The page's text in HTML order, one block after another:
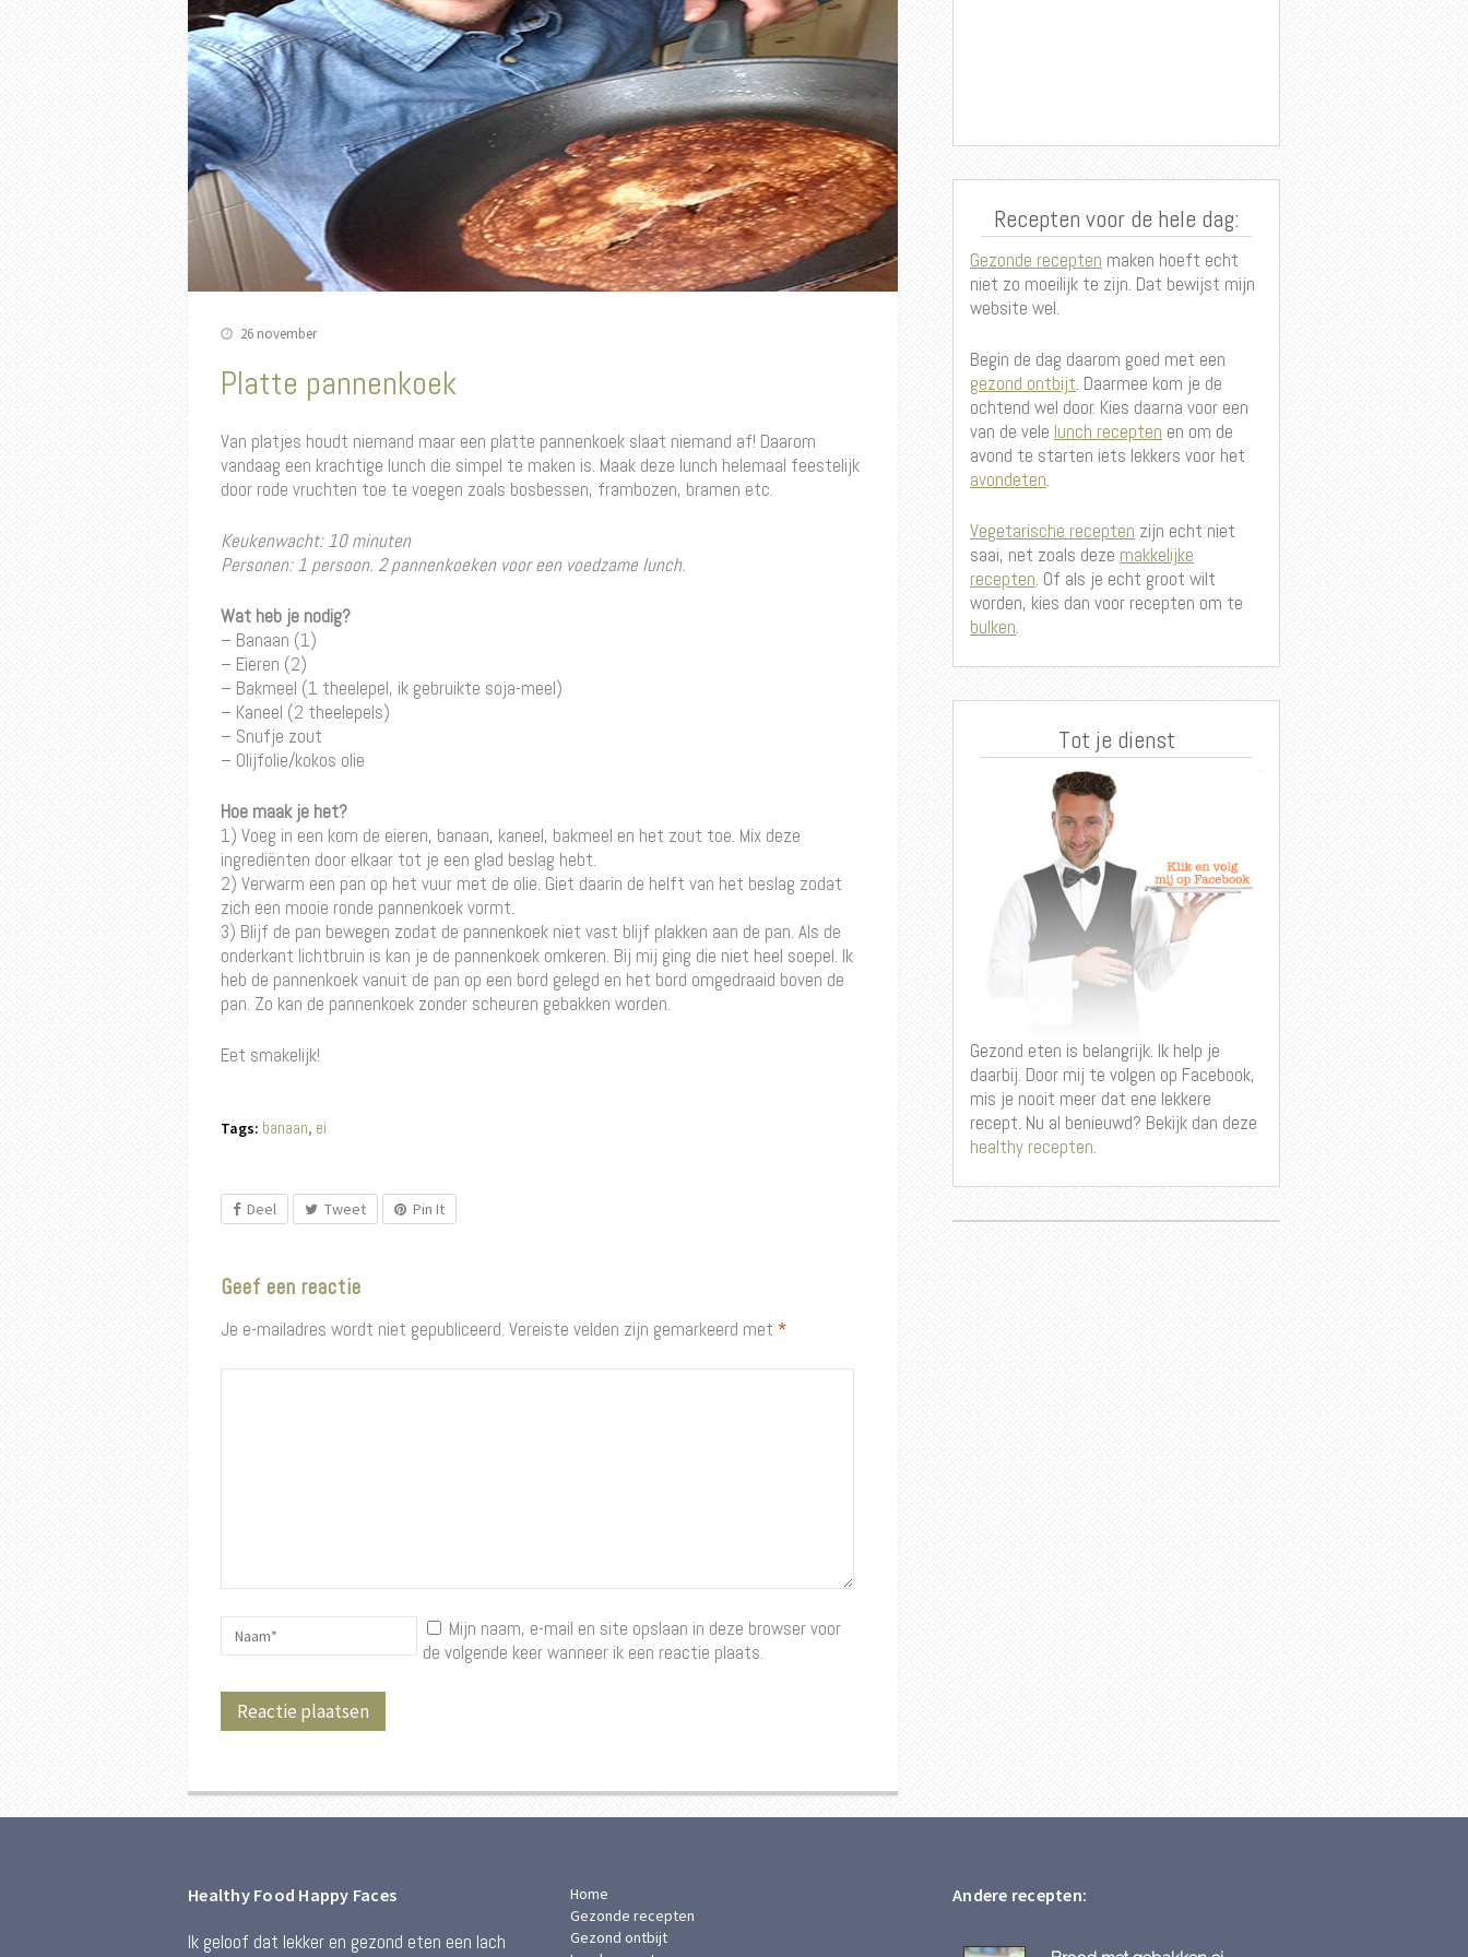
26 november
Platte pannenkoek
Van platjes houdt niemand maar een platte pannenkoek slaat niemand af! Daarom
vandaag een krachtige lunch die simpel te maken is. Maak deze lunch helemaal feestelijk
door rode vruchten toe te voegen zoals bosbessen, frambozen, bramen etc.
Keukenwacht: 10 minuten
Personen: 1 persoon. 2 pannenkoeken voor een voedzame lunch.
Wat heb je nodig?
– Banaan (1)
– Eieren (2)
– Bakmeel (1 theelepel, ik gebruikte soja-meel)
– Kaneel (2 theelepels)
– Snufje zout
– Olijfolie/kokos olie
Hoe maak je het?
1) Voeg in een kom de eieren, banaan, kaneel, bakmeel en het zout toe. Mix deze
ingrediënten door elkaar tot je een glad beslag hebt.
2) Verwarm een pan op het vuur met de olie. Giet daarin de helft van het beslag zodat
zich een mooie ronde pannenkoek vormt.
3) Blijf de pan bewegen zodat de pannenkoek niet vast blijf plakken aan de pan. Als de
onderkant lichtbruin is kan je de pannenkoek omkeren. Bij mij ging die niet heel soepel. Ik
heb de pannenkoek vanuit de pan op een bord gelegd en het bord omgedraaid boven de
pan. Zo kan de pannenkoek zonder scheuren gebakken worden.
Eet smakelijk!
Tags: banaan, ei
Deel Tweet Pin It
Geef een reactie
Je e-mailadres wordt niet gepubliceerd. Vereiste velden zijn gemarkeerd met *
Mijn naam, e-mail en site opslaan in deze browser voor
de volgende keer wanneer ik een reactie plaats.
Recepten voor de hele dag:
Gezonde recepten maken hoeft echt
niet zo moeilijk te zijn. Dat bewijst mijn
website wel.
Begin de dag daarom goed met een
gezond ontbijt. Daarmee kom je de
ochtend wel door. Kies daarna voor een
van de vele lunch recepten en om de
avond te starten iets lekkers voor het
avondeten.
Vegetarische recepten zijn echt niet
saai, net zoals deze makkelijke
recepten. Of als je echt groot wilt
worden, kies dan voor recepten om te
bulken.
Tot je dienst
Gezond eten is belangrijk. Ik help je
daarbij. Door mij te volgen op Facebook,
mis je nooit meer dat ene lekkere
recept. Nu al benieuwd? Bekijk dan deze
healthy recepten.
Healthy Food Happy Faces
Ik geloof dat lekker en gezond eten een lach
Home
Gezonde recepten
Gezond ontbijt
Andere recepten: